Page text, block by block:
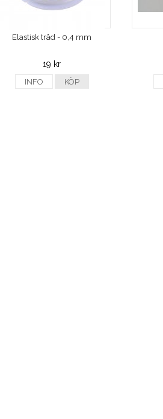
Elastisk tråd - 0,4 mm
19 kr
INFO KÖP